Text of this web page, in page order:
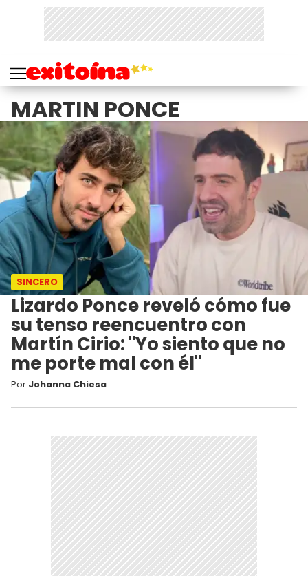
MARTIN PONCE
SINCERO
Lizardo Ponce reveló cómo fue
su tenso reencuentro con
Martín Cirio: "Yo siento que no
me porte mal con él"
Por Johanna Chiesa